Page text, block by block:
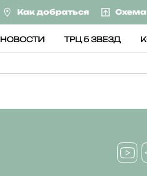
Как добраться
НОВОСТИ ТРЦ 5 ЗВЕЗД